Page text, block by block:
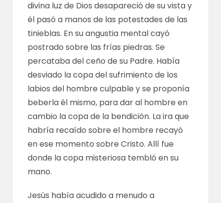
divina luz de Dios desapareció de su vista y
él pasó a manos de las potestades de las
tinieblas. En su angustia mental cayó
postrado sobre las frías piedras. Se
percataba del ceño de su Padre. Había
desviado la copa del sufrimiento de los
labios del hombre culpable y se proponía
beberla él mismo, para dar al hombre en
cambio la copa de la bendición. La ira que
habría recaído sobre el hombre recayó
en ese momento sobre Cristo. Allí fue
donde la copa misteriosa tembló en su
mano.
Jesús había acudido a menudo a